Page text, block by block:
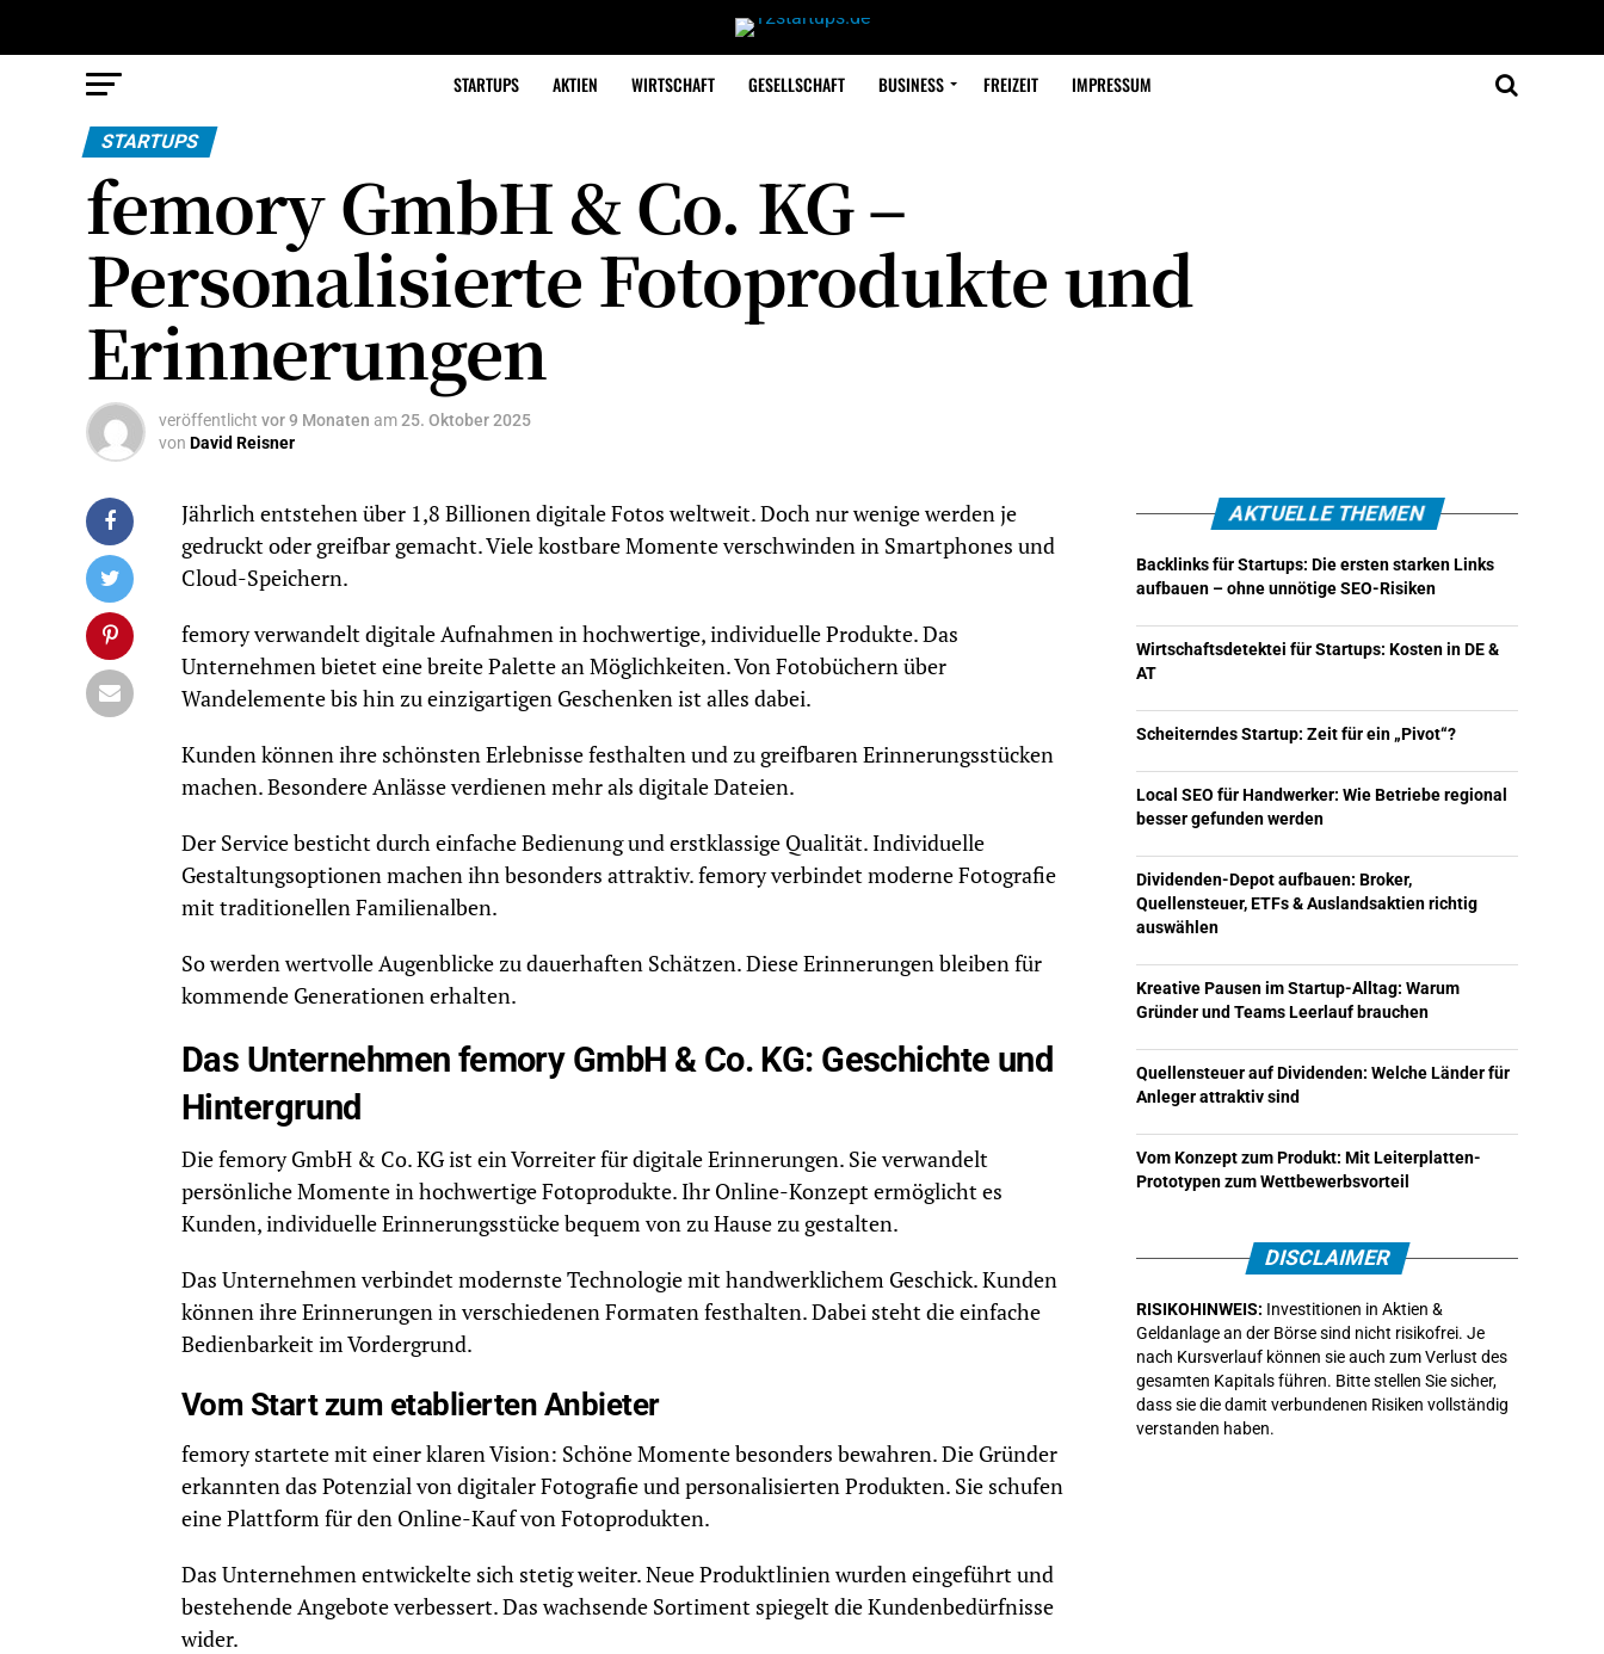
STARTUPS AKTIEN WIRTSCHAFT GESELLSCHAFT BUSINESS FREIZEIT IMPRESSUM
STARTUPS
femory GmbH & Co. KG –
Personalisierte Fotoprodukte und
Erinnerungen
veröffentlicht vor 9 Monaten am25. Oktober 2025
von David Reisner
Jährlich entstehen über 1,8 Billionen digitale Fotos weltweit. Doch nur wenige werden je
gedruckt oder greifbar gemacht. Viele kostbare Momente verschwinden in Smartphones und
Cloud-Speichern.
femory verwandelt digitale Aufnahmen in hochwertige, individuelle Produkte. Das
Unternehmen bietet eine breite Palette an Möglichkeiten. Von Fotobüchern über
Wandelemente bis hin zu einzigartigen Geschenken ist alles dabei.
Kunden können ihre schönsten Erlebnisse festhalten und zu greifbaren Erinnerungsstücken
machen. Besondere Anlässe verdienen mehr als digitale Dateien.
Der Service besticht durch einfache Bedienung und erstklassige Qualität. Individuelle
Gestaltungsoptionen machen ihn besonders attraktiv. femory verbindet moderne Fotografie
mit traditionellen Familienalben.
So werden wertvolle Augenblicke zu dauerhaften Schätzen. Diese Erinnerungen bleiben für
kommende Generationen erhalten.
Das Unternehmen femory GmbH & Co. KG: Geschichte und
Hintergrund
Die femory GmbH & Co. KG ist ein Vorreiter für digitale Erinnerungen. Sie verwandelt
persönliche Momente in hochwertige Fotoprodukte. Ihr Online-Konzept ermöglicht es
Kunden, individuelle Erinnerungsstücke bequem von zu Hause zu gestalten.
Das Unternehmen verbindet modernste Technologie mit handwerklichem Geschick. Kunden
können ihre Erinnerungen in verschiedenen Formaten festhalten. Dabei steht die einfache
Bedienbarkeit im Vordergrund.
Vom Start zum etablierten Anbieter
femory startete mit einer klaren Vision: Schöne Momente besonders bewahren. Die Gründer
erkannten das Potenzial von digitaler Fotografie und personalisierten Produkten. Sie schufen
eine Plattform für den Online-Kauf von Fotoprodukten.
Das Unternehmen entwickelte sich stetig weiter. Neue Produktlinien wurden eingeführt und
bestehende Angebote verbessert. Das wachsende Sortiment spiegelt die Kundenbedürfnisse
wider.
AKTUELLE THEMEN
Backlinks für Startups: Die ersten starken Links
aufbauen – ohne unnötige SEO-Risiken
Wirtschaftsdetektei für Startups: Kosten in DE &
AT
Scheiterndes Startup: Zeit für ein „Pivot“?
Local SEO für Handwerker: Wie Betriebe regional
besser gefunden werden
Dividenden-Depot aufbauen: Broker,
Quellensteuer, ETFs & Auslandsaktien richtig
auswählen
Kreative Pausen im Startup-Alltag: Warum
Gründer und Teams Leerlauf brauchen
Quellensteuer auf Dividenden: Welche Länder für
Anleger attraktiv sind
Vom Konzept zum Produkt: Mit Leiterplatten-
Prototypen zum Wettbewerbsvorteil
DISCLAIMER
RISIKOHINWEIS: Investitionen in Aktien &
Geldanlage an der Börse sind nicht risikofrei. Je
nach Kursverlauf können sie auch zum Verlust des
gesamten Kapitals führen. Bitte stellen Sie sicher,
dass sie die damit verbundenen Risiken vollständig
verstanden haben.